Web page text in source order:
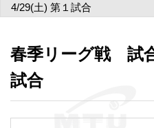
4/29(土) 第１試合
春季リーグ戦 試
試合